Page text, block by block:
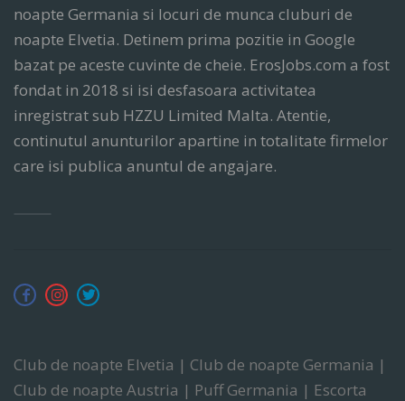
noapte Germania si locuri de munca cluburi de
noapte Elvetia. Detinem prima pozitie in Google
bazat pe aceste cuvinte de cheie. ErosJobs.com a fost
fondat in 2018 si isi desfasoara activitatea
inregistrat sub HZZU Limited Malta. Atentie,
continutul anunturilor apartine in totalitate firmelor
care isi publica anuntul de angajare.
Club de noapte Elvetia | Club de noapte Germania |
Club de noapte Austria | Puff Germania | Escorta